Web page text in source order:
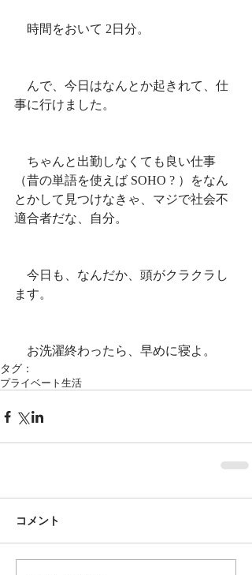
時間をおいて 2日分。
んで、今日はなんとか起きれて、仕
事に行けました。
ちゃんと出勤しなくても良い仕事
（昔の単語を使えば SOHO ? ）をなん
とかして見つけなきゃ、マジで社会不
適合者だな、自分。
今日も、なんだか、頭がクラクラし
ます。
お洗濯終わったら、早めに寝よ。
タグ：
プライベート 生活
コメント